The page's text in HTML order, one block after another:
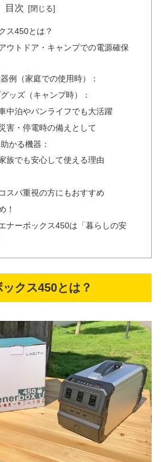
目次
ス450とは？
ウトドア・キャンプでの電源確保
例（家庭での使用時）：
ッズ（キャンプ時）：
中泊やバンライフでも大活躍
害・停電時の備えとして
かる機器：
族でも安心して使える理由
スパ重視の方にもおすすめ
！
ナーボックス450は「暮らしの安
クス450とは？